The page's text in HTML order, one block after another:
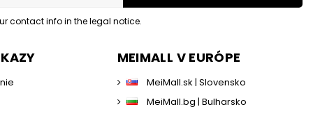
contact info in the legal notice.
MEIMALL V EURÓPE
MeiMall.sk | Slovensko
MeiMall.bg | Bulharsko